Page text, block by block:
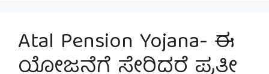
Atal Pension Yojana- ಈ